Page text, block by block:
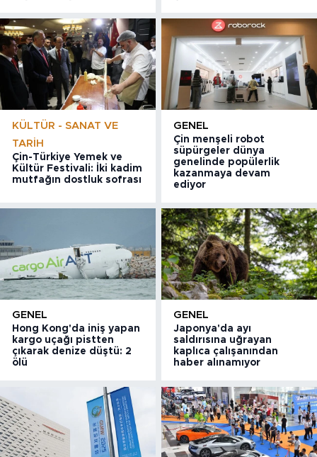
KÜLTÜR - SANAT VE
TARIH
Çin-Türkiye Yemek ve
Kültür Festivali: İki kadim
mutfağın dostluk sofrası
GENEL
Çin menşeli robot
süpürgeler dünya
genelinde popülerlik
kazanmaya devam
ediyor
GENEL
Hong Kong'da iniş yapan
kargo uçağı pistten
çıkarak denize düştü: 2
ölü
GENEL
Japonya'da ayı
saldırısına uğrayan
kaplıca çalışanından
haber alınamıyor